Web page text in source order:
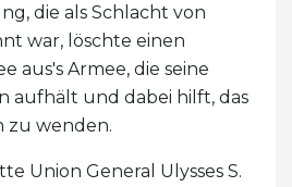
die als Schlacht von
war, löschte einen
aus's Armee, die seine
aufhält und dabei hilft, das
zu wenden.
Union General Ulysses S.